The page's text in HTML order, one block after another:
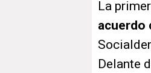
La
acuerdo
Delante